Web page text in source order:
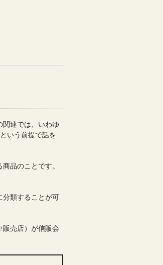
関連では、いわゆ
いう前提で話を
品のことです。
分類することが可
販売店）が信販会